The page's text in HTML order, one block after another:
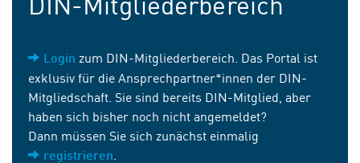
Login zum DIN-Mitgliederbereich. Das Portal ist
exklusiv für die Ansprechpartner*innen der DIN-
Mitgliedschaft. Sie sind bereits DIN-Mitglied, aber
haben sich bisher noch nicht angemeldet?
Dann müssen Sie sich zunächst einmalig
registrieren